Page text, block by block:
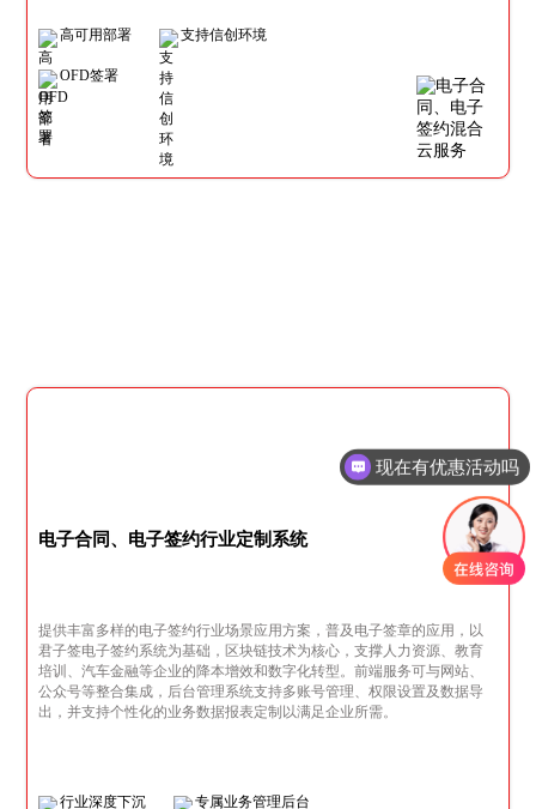
高可用部署 支持信创环境
OFD签署
电子合同、电子签约行业定制系统
提供丰富多样的电子签约行业场景应用方案，普及电子签章的应用，以
君子签电子签约系统为基础，区块链技术为核心，支撑人力资源、教育
培训、汽车金融等企业的降本增效和数字化转型。前端服务可与网站、
公众号等整合集成，后台管理系统支持多账号管理、权限设置及数据导
出，并支持个性化的业务数据报表定制以满足企业所需。
行业深度下沉 专属业务管理后台
可以介绍下你们的产品么
现在有优惠活动吗